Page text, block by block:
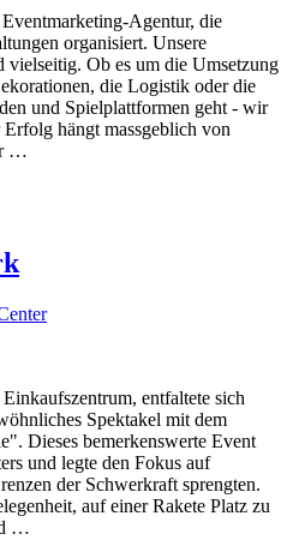
Agentur, die
organisiert. Unsere
vielseitig. Ob es um die Umsetzung
die Logistik oder die
und Spielplattformen geht - wir
hängt massgeblich von
…
entfaltete sich
Spektakel mit dem
Dieses bemerkenswerte Event
und legte den Fokus auf
der Schwerkraft sprengten.
auf einer Rakete Platz zu
d …